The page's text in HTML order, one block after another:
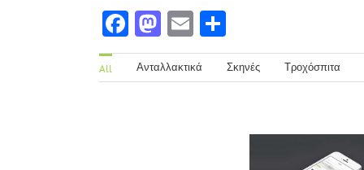
Facebook
Mastodon
Email
All Ανταλλακτικά Σκηνές Τροχόσπιτα